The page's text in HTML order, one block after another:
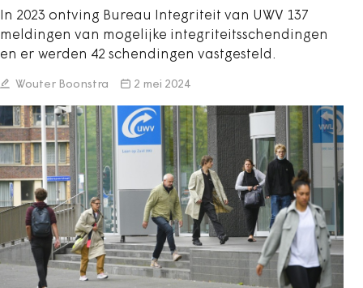
In 2023 ontving Bureau Integriteit van UWV 137
meldingen van mogelijke integriteitsschendingen
en er werden 42 schendingen vastgesteld.
Wouter Boonstra 2 mei 2024